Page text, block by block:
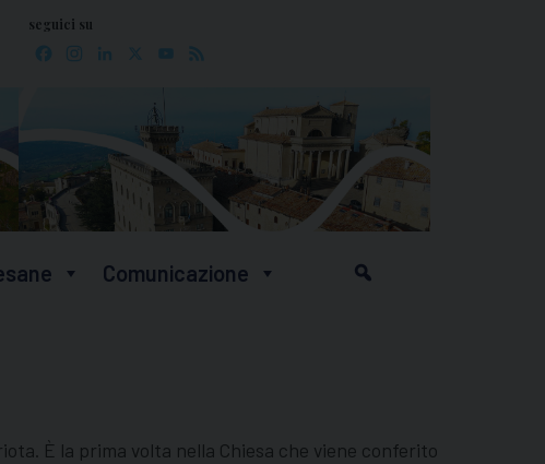
seguici su
Facebook
Instagram
LinkedIn YouTube
Comunicazione
È la prima volta nella Chiesa che viene conferito